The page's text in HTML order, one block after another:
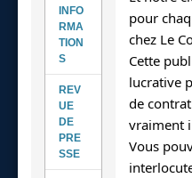
INFO
RMA
TION
S
REV
UE
DE
PRE
SSE
pour
chez Le
Cette
lucrative
de
vraiment
Vous